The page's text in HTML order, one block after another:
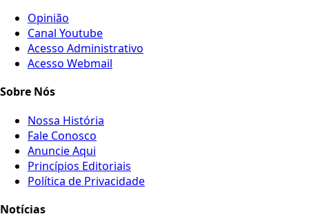
Opinião
Canal Youtube
Acesso Administrativo
Acesso Webmail
Sobre Nós
Nossa História
Fale Conosco
Anuncie Aqui
Princípios Editoriais
Política de Privacidade
Notícias